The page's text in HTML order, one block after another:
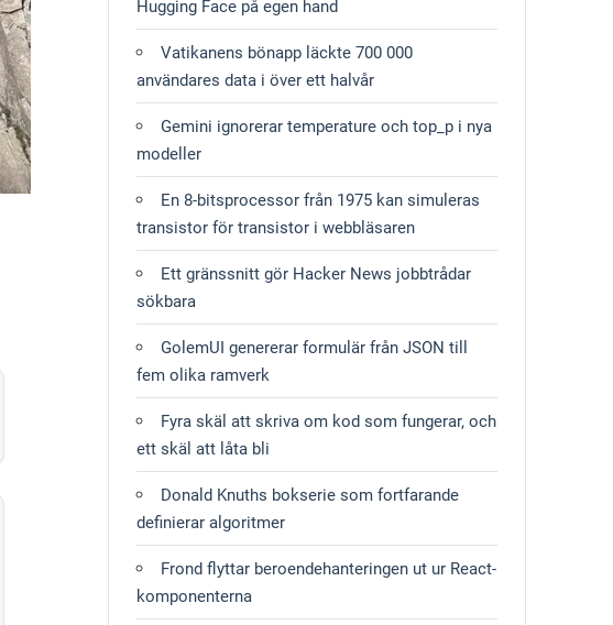
Hugging Face på egen hand
Vatikanens bönapp läckte 700 000
användares data i över ett halvår
Gemini ignorerar temperature och top_p i nya
modeller
En 8-bitsprocessor från 1975 kan simuleras
transistor för transistor i webbläsaren
Ett gränssnitt gör Hacker News jobbtrådar
sökbara
GolemUI genererar formulär från JSON till
fem olika ramverk
Fyra skäl att skriva om kod som fungerar, och
ett skäl att låta bli
Donald Knuths bokserie som fortfarande
definierar algoritmer
Frond flyttar beroendehanteringen ut ur React-
komponenterna